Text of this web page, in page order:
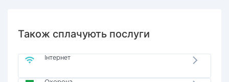
Також сплачують послуги
Інтернет